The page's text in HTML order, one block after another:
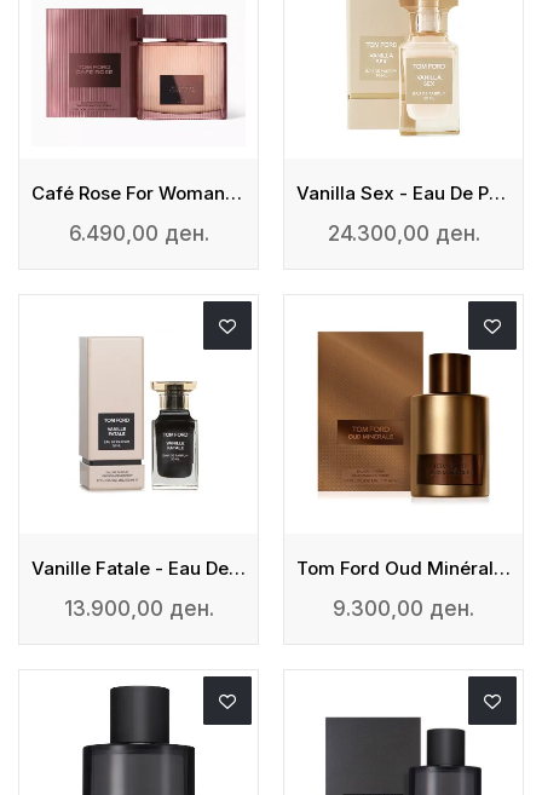
Café Rose For Woman - Eau De Parfum
6.490,00 ден.
Vanilla Sex - Eau De Parfum
24.300,00 ден.
Vanille Fatale - Eau De Parfum
13.900,00 ден.
Tom Ford Oud Minérale - EAU DE PARFUM
9.300,00 ден.